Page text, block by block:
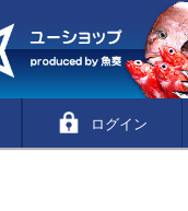
ログイン